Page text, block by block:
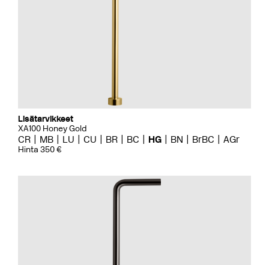
Lisätarvikkeet
XA100 Honey Gold
CR MB LU CU BR BC HG BN BrBC AGr
Hinta 350 €